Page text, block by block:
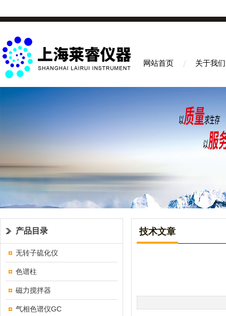
网站首页 关于我们
产品目录
无转子硫化仪
色谱柱
磁力搅拌器
气相色谱仪GC
技术文章